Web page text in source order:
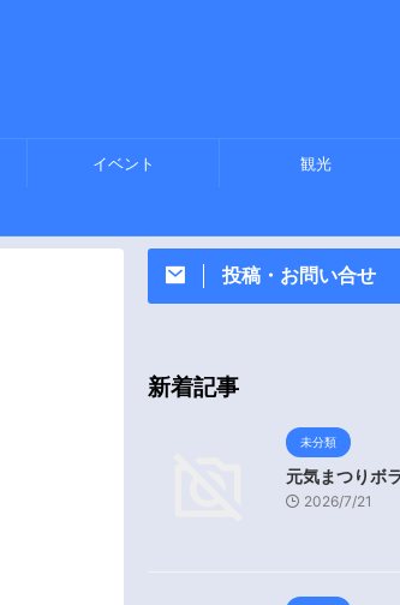
イベント 観光
投稿・お問い合せ
新着記事
未分類
元気まつりボ
2026/7/21